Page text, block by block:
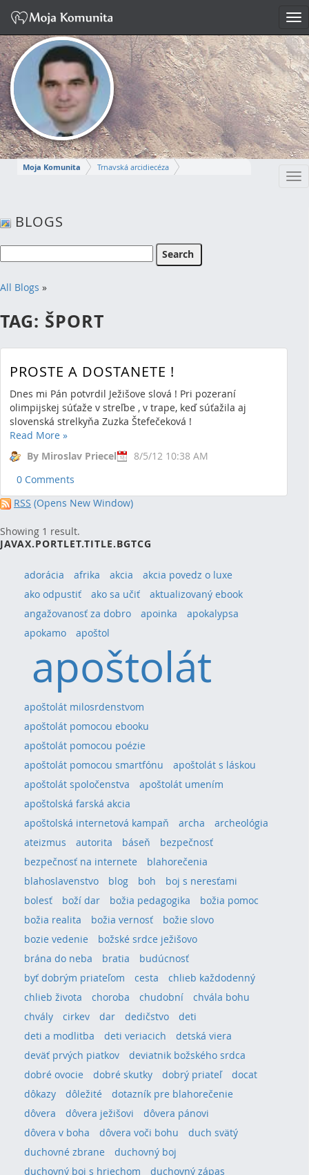
Moja Komunita
Trnavská arcidiecéza
MIROSLAV
BLOGS
All Blogs »
TAG: ŠPORT
PROSTE A DOSTANETE !
Dnes mi Pán potvrdil Ježišove slová ! Pri pozeraní
olimpijskej súťaže v streľbe , v trape, keď súťažila aj
slovenská strelkyňa Zuzka Štefečeková !
Read More »
By Miroslav Priecel
8/5/12 10:38 AM
0 Comments
RSS (Opens New Window)
Showing 1 result.
JAVAX.PORTLET.TITLE.BGTCG
adorácia afrika akcia
akcia povedz o luxe
ako odpustiť
ako sa učiť
aktualizovaný ebook
angažovanosť za dobro
apoinka
apokalypsa
apokamo
apoštol
apoštolát
apoštolát milosrdenstvom
apoštolát pomocou ebooku
apoštolát pomocou poézie
apoštolát pomocou smartfónu
apoštolát s láskou
apoštolát spoločenstva
apoštolát umením
apoštolská farská akcia
apoštolská internetová kampaň
archa
archeológia
ateizmus
autorita báseň
bezpečnosť
bezpečnosť na internete
blahorečenia
blahoslavenstvo
blog boh
boj s neresťami
bolesť
boží dar božia pedagogika
božia pomoc
božia realita
božia vernosť
božie slovo
bozie vedenie
božské srdce ježišovo
brána do neba
bratia
budúcnosť
byť dobrým priateľom
cesta
chlieb každodenný
chlieb života
choroba chudobní
chvála bohu
chvály
cirkev dar dedičstvo
deti
deti a modlitba
deti veriacich
detská viera
deväť prvých piatkov
deviatnik božského srdca
dobré ovocie
dobré skutky dobrý priateľ
docat
dôkazy
dôležité
dotazník pre blahorečenie
dôvera
dôvera ježišovi
dôvera pánovi
dôvera v boha
dôvera voči bohu
duch svätý
duchovné zbrane
duchovný boj
duchovný boj s hriechom
duchovný zápas